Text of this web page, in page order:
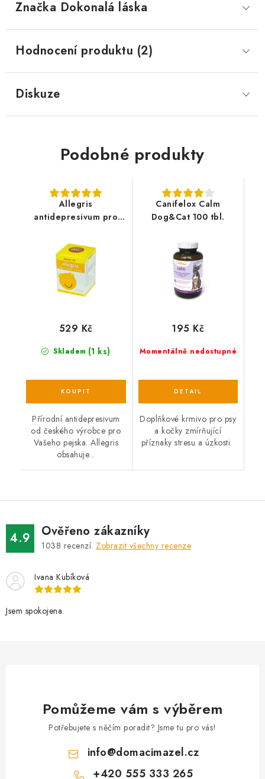
Značka Dokonalá láska
Hodnocení produktu (2)
Diskuze
Podobné produkty
Allegris
antidepresivum pro
Skladem (1 ks)
529 Kč
Přírodní antidepresivum
od českého výrobce pro
Vašeho pejska. Allegris
obsahuje...
Canifelox Calm
Dog&Cat 100 tbl.
Momentálně nedostupné
195 Kč
Doplňkové krmivo pro psy
a kočky zmírňující
příznaky stresu a úzkosti.
4.9 Ověřeno zákazníky
1038 recenzí. Zobrazit všechny recenze
Ivana Kubíková
Jsem spokojena.
Pomůžeme vám s výběrem
Potřebujete s něčím poradit? Jsme tu pro vás!
info@domacimazel.cz
+420 555 333 265